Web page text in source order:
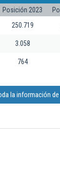
Posición 2023
250.719
3.058
764
la información